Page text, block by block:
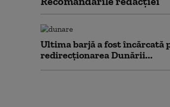
Ultima barjă a fost încărcată
redirecționarea Dunării...